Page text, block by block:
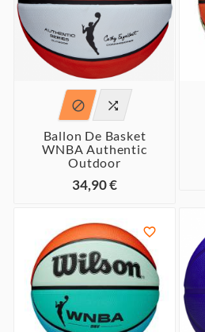
 
Ballon De Basket
WNBA Authentic
Outdoor
34,90 €
